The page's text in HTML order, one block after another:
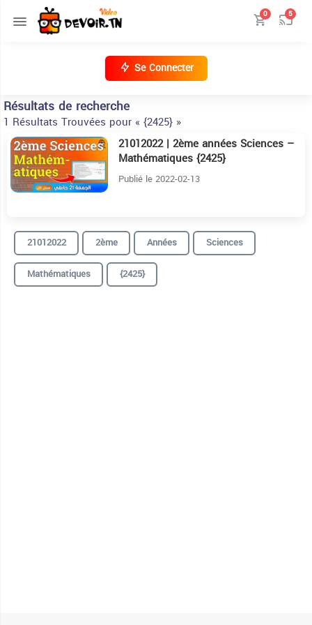
0 5
Se Connecter
Résultats de recherche
1 Résultats Trouvées pour « {2425} »
23:18 21012022 | 2ème années Sciences –
Mathématiques {2425}
Publié le 2022-02-13
21012022 2ème Années
Sciences
Mathématiques
{2425}